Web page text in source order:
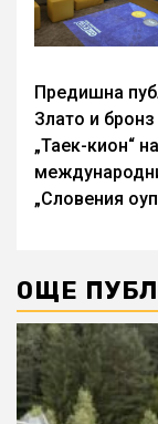
Предишна
Злато и
„Таек-кион“ на
„Словения
ОЩЕ